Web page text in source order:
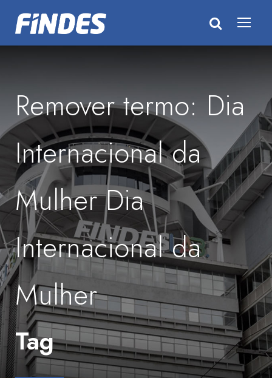
Remover termo: Dia
Internacional da
Mulher Dia
Internacional da
Mulher
Tag